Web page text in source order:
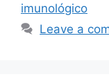
imunológico
Leave a